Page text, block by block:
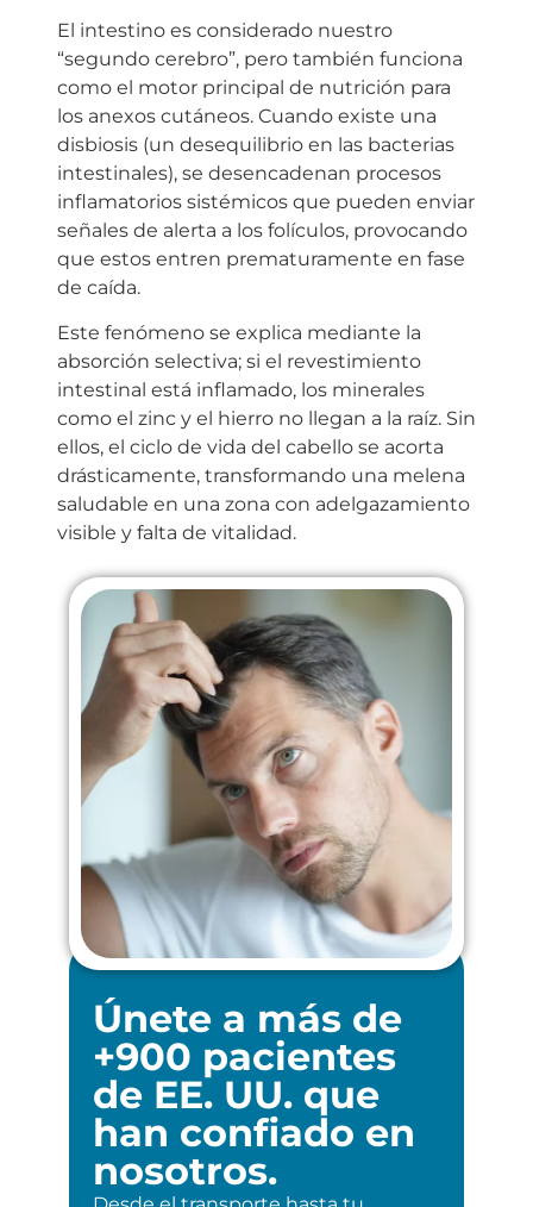
El intestino es considerado nuestro
“segundo cerebro”, pero también funciona
como el motor principal de nutrición para
los anexos cutáneos. Cuando existe una
disbiosis (un desequilibrio en las bacterias
intestinales), se desencadenan procesos
inflamatorios sistémicos que pueden enviar
señales de alerta a los folículos, provocando
que estos entren prematuramente en fase
de caída.
Este fenómeno se explica mediante la
absorción selectiva; si el revestimiento
intestinal está inflamado, los minerales
como el zinc y el hierro no llegan a la raíz. Sin
ellos, el ciclo de vida del cabello se acorta
drásticamente, transformando una melena
saludable en una zona con adelgazamiento
visible y falta de vitalidad.
Únete a más de
+900 pacientes
de EE. UU. que
han confiado en
nosotros.